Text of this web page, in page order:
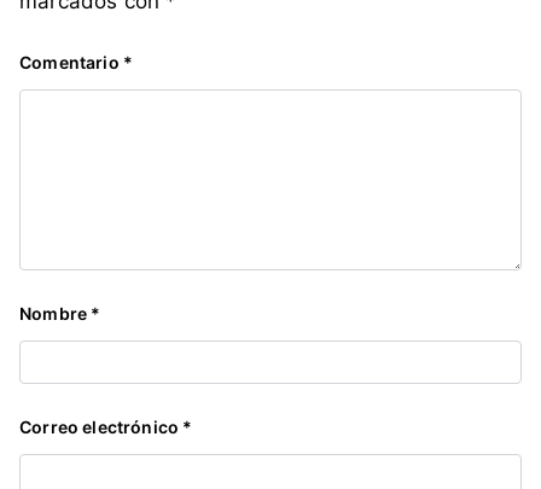
Comentario *
Nombre *
Correo electrónico *